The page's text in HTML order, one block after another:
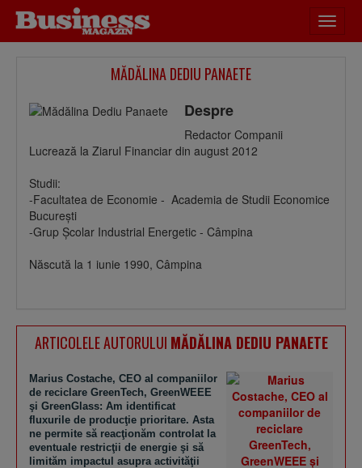
meniu
MĂDĂLINA DEDIU PANAETE
Despre
Redactor Companii
Lucrează la Ziarul Financiar din august 2012
Studii:
-Facultatea de Economie - Academia de Studii Economice
Bucureşti
-Grup Şcolar Industrial Energetic - Câmpina
Născută la 1 iunie 1990, Câmpina
ARTICOLELE AUTORULUI MĂDĂLINA DEDIU PANAETE
Marius Costache, CEO al companiilor
de reciclare GreenTech, GreenWEEE
şi GreenGlass: Am identificat
fluxurile de producţie prioritare. Asta
ne permite să reacţionăm controlat la
eventuale restricţii de energie şi să
limităm impactul asupra activităţii